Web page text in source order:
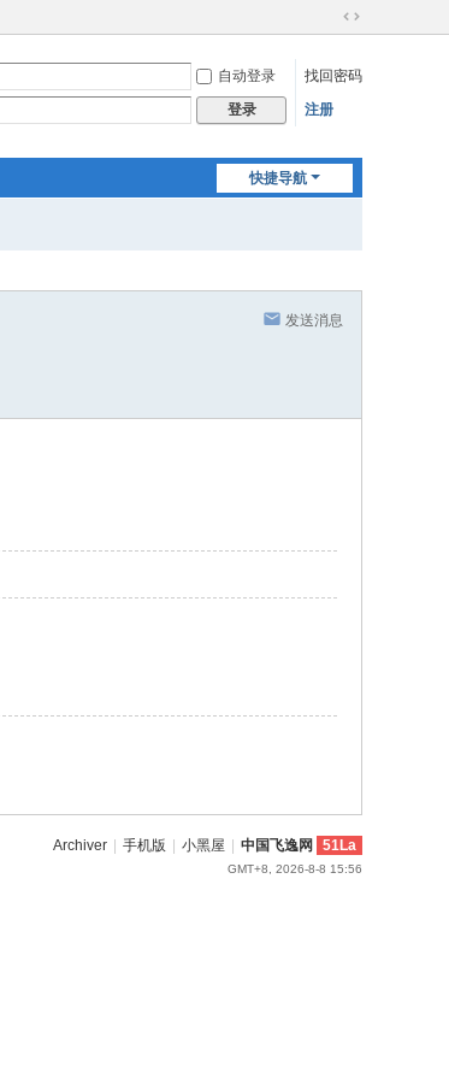
切
到
自动登录
找回密码
登录 注册
快捷导航
发送消息
Archiver 手机版 小黑屋 中国飞逸网 51La
GMT+8, 2026-8-8 15:56